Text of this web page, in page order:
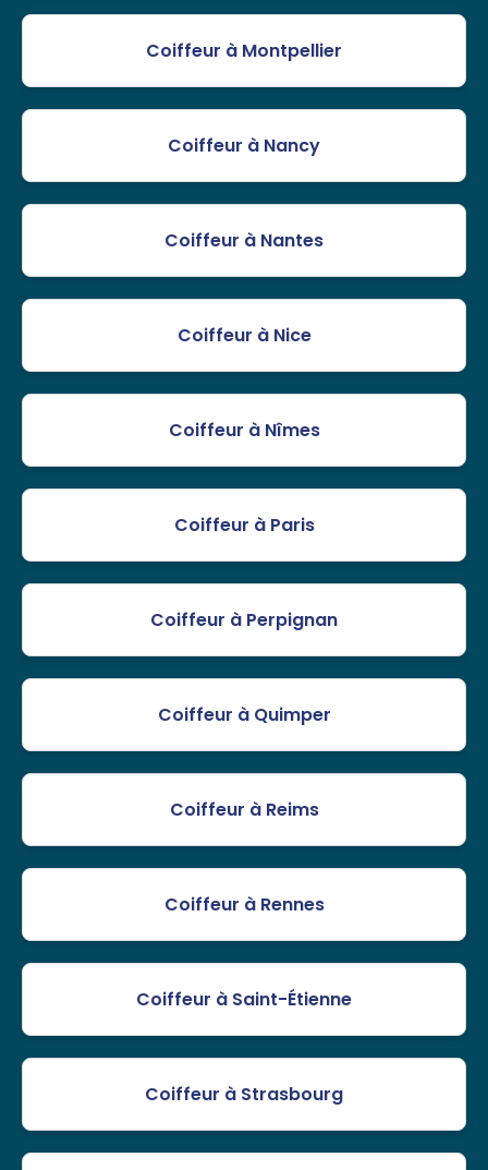
Coiffeur à Montpellier
Coiffeur à Nancy
Coiffeur à Nantes
Coiffeur à Nice
Coiffeur à Nîmes
Coiffeur à Paris
Coiffeur à Perpignan
Coiffeur à Quimper
Coiffeur à Reims
Coiffeur à Rennes
Coiffeur à Saint-Étienne
Coiffeur à Strasbourg